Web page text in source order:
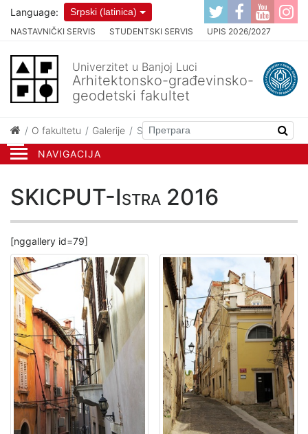
NAVIGACIJA
NASTAVNIČKI SERVIS STUDENTSKI SERVIS UPIS 2026/2027
Language: Srpski (latinica)
Univerzitet u Banjoj Luci
Arhitektonsko-građevinsko-
geodetski fakultet
O fakultetu Galerije SKICPUT-Istra 2016
SKICPUT-Istra 2016
[nggallery id=79]